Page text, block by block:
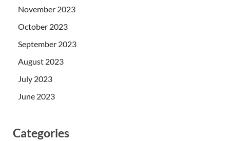
November 2023
October 2023
September 2023
August 2023
July 2023
June 2023
Categories